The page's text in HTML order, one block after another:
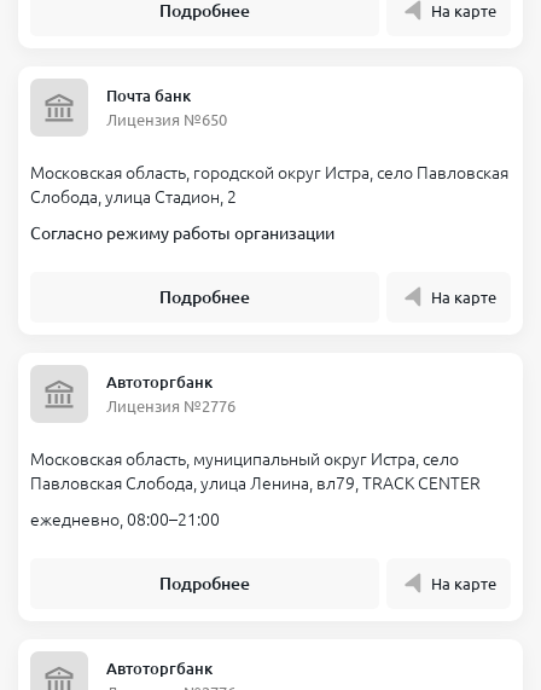
Подробнее На карте
Почта банк
Лицензия №650
Московская область, городской округ Истра, село Павловская
Слобода, улица Стадион, 2
Согласно режиму работы организации
Подробнее На карте
Автоторгбанк
Лицензия №2776
Московская область, муниципальный округ Истра, село
Павловская Слобода, улица Ленина, вл79, TRACK CENTER
ежедневно, 08:00–21:00
Подробнее На карте
Автоторгбанк